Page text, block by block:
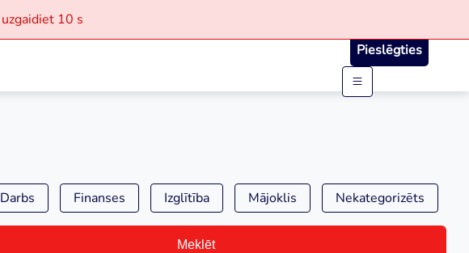
10 s
Pieslēgties
Darbs Finanses Izglītība Mājoklis Nekategorizēts
Meklēt